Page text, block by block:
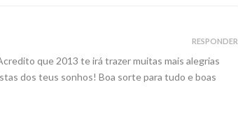
que 2013 te irá trazer muitas mais alegrias
dos teus sonhos! Boa sorte para tudo e boas
RESPONDER